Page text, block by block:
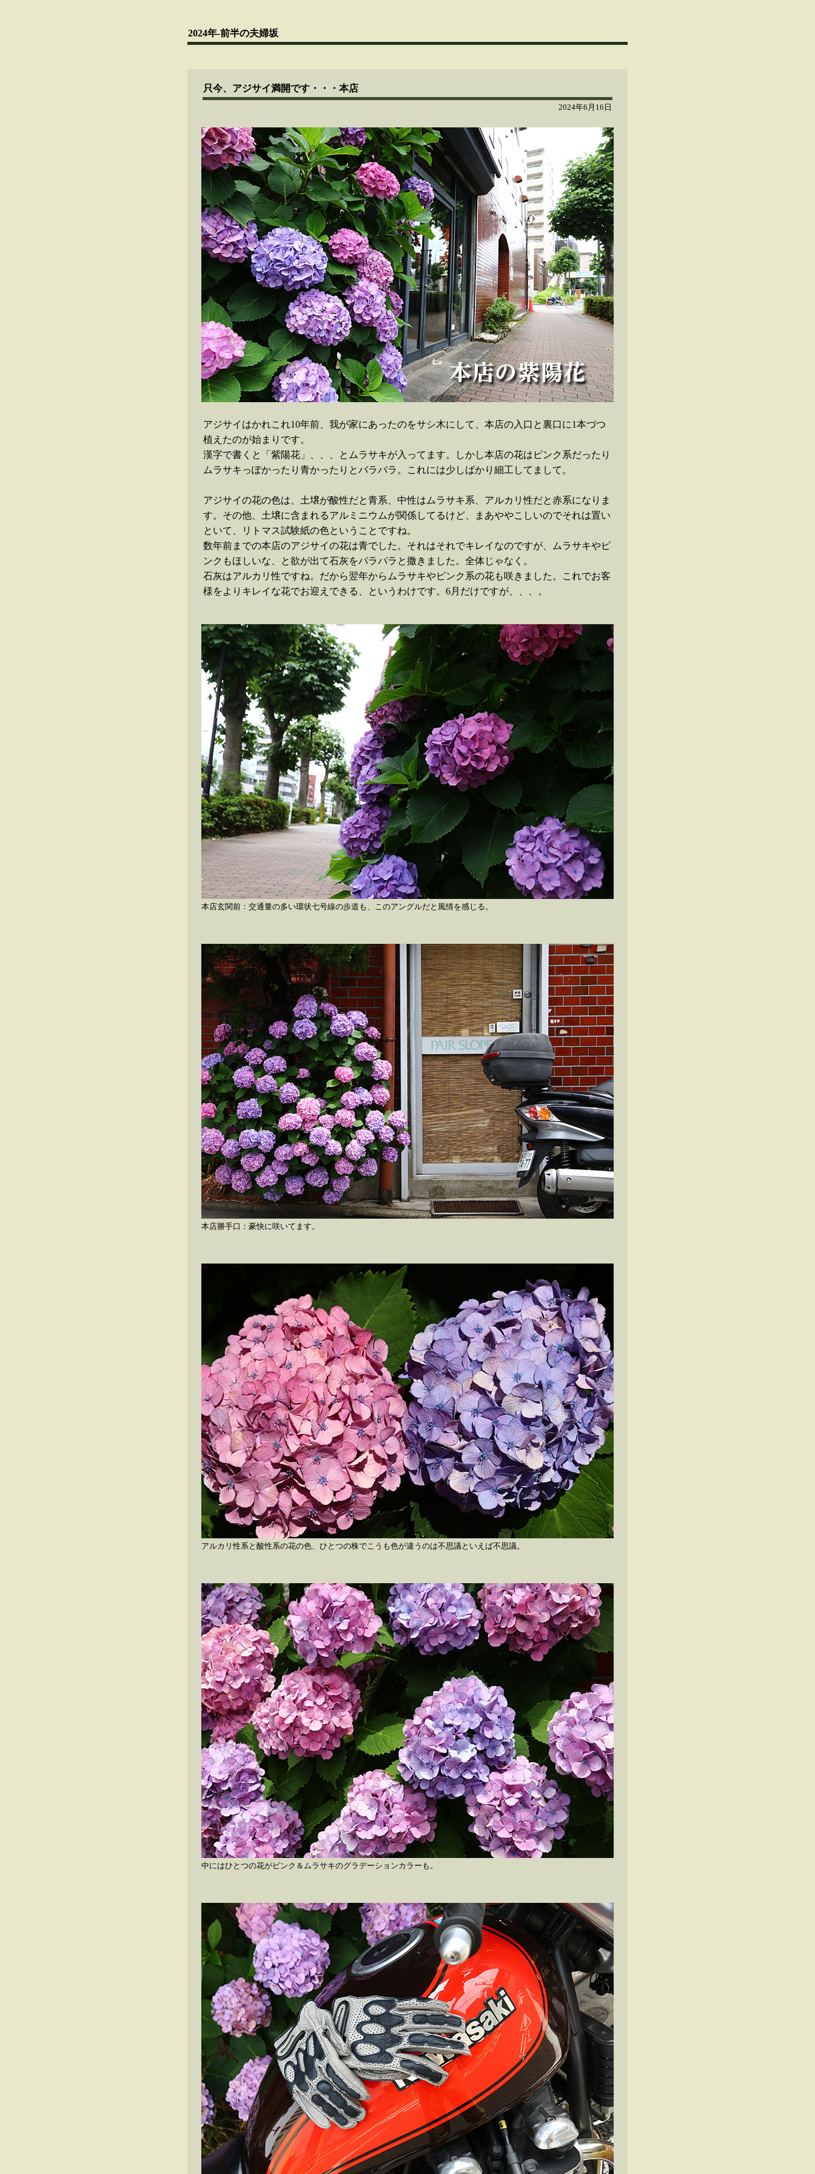
2024年-前半の夫婦坂
只今、アジサイ満開です・・・本店
2024年6月16日
アジサイはかれこれ10年前、我が家にあったのをサシ木にして、本店の入口と裏口に1本づつ
植えたのが始まりです。
漢字で書くと「紫陽花」、、、とムラサキが入ってます。しかし本店の花はピンク系だったり
ムラサキっぽかったり青かったりとバラバラ。これには少しばかり細工してまして。
アジサイの花の色は、土壌が酸性だと青系、中性はムラサキ系、アルカリ性だと赤系になりま
す。その他、土壌に含まれるアルミニウムが関係してるけど、まあややこしいのでそれは置い
といて、リトマス試験紙の色ということですね。
数年前までの本店のアジサイの花は青でした。それはそれでキレイなのですが、ムラサキやピ
ンクもほしいな、と欲が出て石灰をパラパラと撒きました。全体じゃなく。
石灰はアルカリ性ですね。だから翌年からムラサキやピンク系の花も咲きました。これでお客
様をよりキレイな花でお迎えできる、というわけです。6月だけですが、、、。
本店玄関前：交通量の多い環状七号線の歩道も、このアングルだと風情を感じる。
本店勝手口：豪快に咲いてます。
アルカリ性系と酸性系の花の色、ひとつの株でこうも色が違うのは不思議といえば不思議。
中にはひとつの花がピンク＆ムラサキのグラデーションカラーも。